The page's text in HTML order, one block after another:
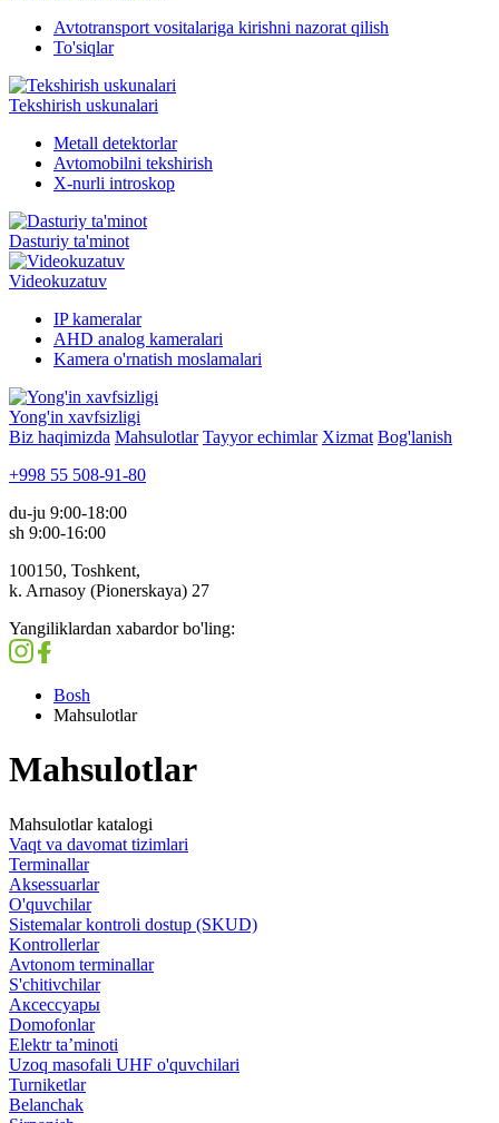
Avtotransport vositalariga kirishni nazorat qilish
To'siqlar
Tekshirish uskunalari
Metall detektorlar
Avtomobilni tekshirish
X-nurli introskop
Dasturiy ta'minot
Videokuzatuv
IP kameralar
AHD analog kameralari
Kamera o'rnatish moslamalari
Yong'in xavfsizligi
Biz haqimizda Mahsulotlar Tayyor echimlar Xizmat Bog'lanish
+998 55 508-91-80
du-ju 9:00-18:00
sh 9:00-16:00
100150, Toshkent,
k. Arnasoy (Pionerskaya) 27
Yangiliklardan xabardor bo'ling:
Bosh
Mahsulotlar
Mahsulotlar
Mahsulotlar katalogi
Vaqt va davomat tizimlari
Terminallar
Aksessuarlar
O'quvchilar
Sistemalar kontroli dostup (SKUD)
Kontrollerlar
Avtonom terminallar
S'chitivchilar
Аксессуары
Domofonlar
Elektr ta’minoti
Uzoq masofali UHF o'quvchilari
Turniketlar
Belanchak